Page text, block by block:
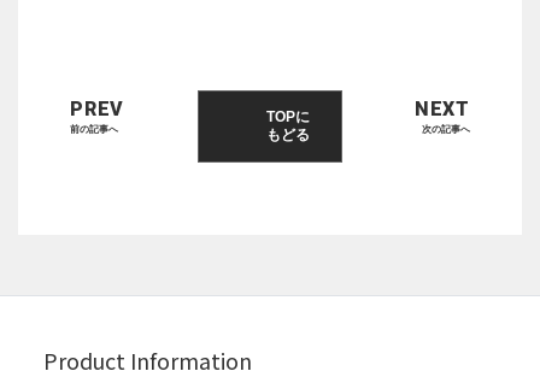
前の記事へ
PREV
TOPに
もどる
次の記事へ
NEXT
Product Information